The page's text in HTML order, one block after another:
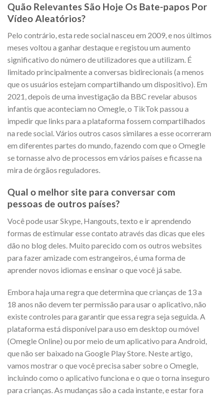
Quão Relevantes São Hoje Os Bate-papos Por
Vídeo Aleatórios?
Pelo contrário, esta rede social nasceu em 2009, e nos últimos
meses voltou a ganhar destaque e registou um aumento
significativo do número de utilizadores que a utilizam. É
limitado principalmente a conversas bidirecionais (a menos
que os usuários estejam compartilhando um dispositivo). Em
2021, depois de uma investigação da BBC revelar abusos
infantis que aconteciam no Omegle, o TikTok passou a
impedir que links para a plataforma fossem compartilhados
na rede social. Vários outros casos similares a esse ocorreram
em diferentes partes do mundo, fazendo com que o Omegle
se tornasse alvo de processos em vários países e ficasse na
mira de órgãos reguladores.
Qual o melhor site para conversar com
pessoas de outros países?
Você pode usar Skype, Hangouts, texto e ir aprendendo
formas de estimular esse contato através das dicas que eles
dão no blog deles. Muito parecido com os outros websites
para fazer amizade com estrangeiros, é uma forma de
aprender novos idiomas e ensinar o que você já sabe.
Embora haja uma regra que determina que crianças de 13 a
18 anos não devem ter permissão para usar o aplicativo, não
existe controles para garantir que essa regra seja seguida. A
plataforma está disponível para uso em desktop ou móvel
(Omegle Online) ou por meio de um aplicativo para Android,
que não ser baixado na Google Play Store. Neste artigo,
vamos mostrar o que você precisa saber sobre o Omegle,
incluindo como o aplicativo funciona e o que o torna inseguro
para crianças. As mudanças são a cada instante, e estar fora